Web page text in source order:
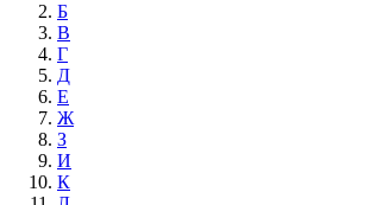
Б
В
Г
Д
Е
Ж
З
И
К